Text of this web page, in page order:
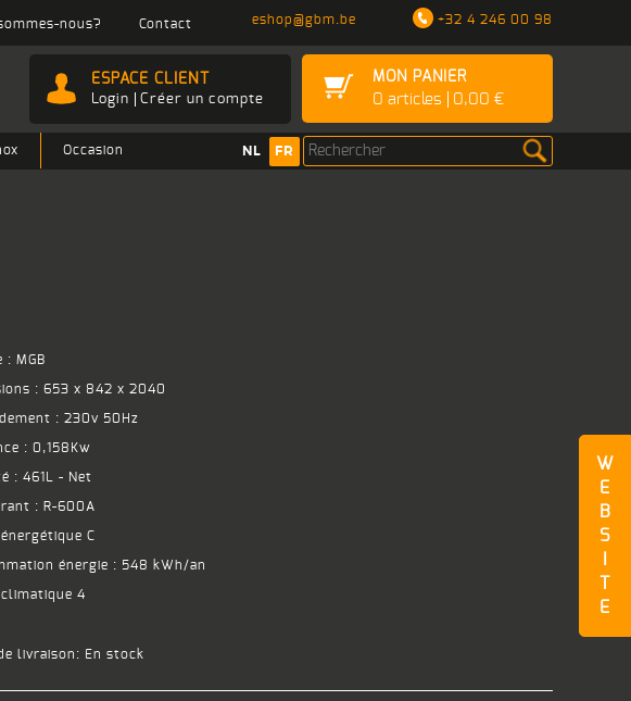
W
E
B
S
E
nous? Contact eshop@gbm.be +32 4 246 00 98
ESPACE CLIENT
Login Créer un compte
MON PANIER
0 articles 0,00 €
Occasion NL FR
: MGB
: 653 x 842 x 2040
: 230v 50Hz
: 0,158Kw
: 461L - Net
: R-600A
C
énergie : 548 kWh/an
climatique 4
livraison: En stock